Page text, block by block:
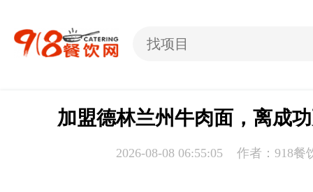
加盟德林兰州牛肉面，离成
2026-08-08 06:55:05 作者：918餐